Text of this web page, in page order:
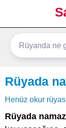
Rüyada
Henüz okur
Rüyada